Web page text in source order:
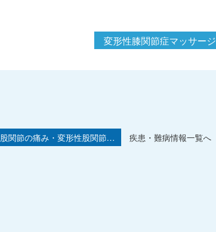
変形性膝関節症マッサージ
股関節の痛み・変形性股関節… 疾患・難病情報一覧へ